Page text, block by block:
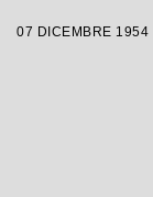
07 DICEMBRE 1954